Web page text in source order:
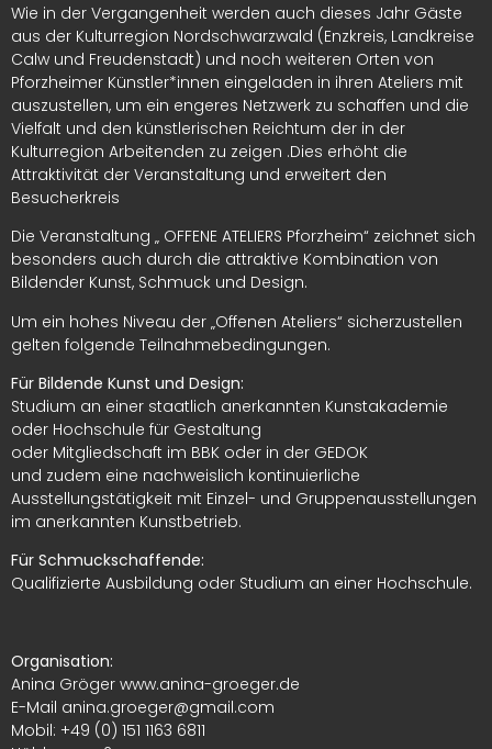
Wie in der Vergangenheit werden auch dieses Jahr Gäste
aus der Kulturregion Nordschwarzwald (Enzkreis, Landkreise
Calw und Freudenstadt) und noch weiteren Orten von
Pforzheimer Künstler*innen eingeladen in ihren Ateliers mit
auszustellen, um ein engeres Netzwerk zu schaffen und die
Vielfalt und den künstlerischen Reichtum der in der
Kulturregion Arbeitenden zu zeigen .Dies erhöht die
Attraktivität der Veranstaltung und erweitert den
Besucherkreis
Die Veranstaltung „ OFFENE ATELIERS Pforzheim“ zeichnet sich
besonders auch durch die attraktive Kombination von
Bildender Kunst, Schmuck und Design.
Um ein hohes Niveau der „Offenen Ateliers“ sicherzustellen
gelten folgende Teilnahmebedingungen.
Für Bildende Kunst und Design:
Studium an einer staatlich anerkannten Kunstakademie
oder Hochschule für Gestaltung
oder Mitgliedschaft im BBK oder in der GEDOK
und zudem eine nachweislich kontinuierliche
Ausstellungstätigkeit mit Einzel- und Gruppenausstellungen
im anerkannten Kunstbetrieb.
Für Schmuckschaffende:
Qualifizierte Ausbildung oder Studium an einer Hochschule.
Organisation:
Anina Gröger www.anina-groeger.de
E-Mail anina.groeger@gmail.com
Mobil: +49 (0) 151 1163 6811